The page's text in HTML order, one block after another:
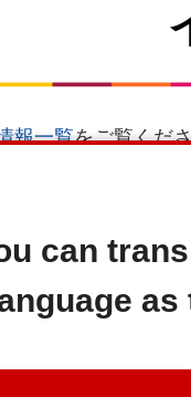
can
報一覧をご覧くだ
豊かさ